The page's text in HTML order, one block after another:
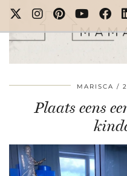
MARISCA
Plaats eens